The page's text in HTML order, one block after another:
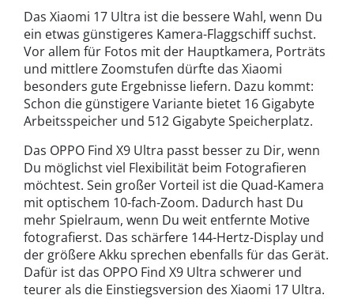
Das Xiaomi 17 Ultra ist die bessere Wahl, wenn Du
ein etwas günstigeres Kamera-Flaggschiff suchst.
Vor allem für Fotos mit der Hauptkamera, Porträts
und mittlere Zoomstufen dürfte das Xiaomi
besonders gute Ergebnisse liefern. Dazu kommt:
Schon die günstigere Variante bietet 16 Gigabyte
Arbeitsspeicher und 512 Gigabyte Speicherplatz.
Das OPPO Find X9 Ultra passt besser zu Dir, wenn
Du möglichst viel Flexibilität beim Fotografieren
möchtest. Sein großer Vorteil ist die Quad-Kamera
mit optischem 10-fach-Zoom. Dadurch hast Du
mehr Spielraum, wenn Du weit entfernte Motive
fotografierst. Das schärfere 144-Hertz-Display und
der größere Akku sprechen ebenfalls für das Gerät.
Dafür ist das OPPO Find X9 Ultra schwerer und
teurer als die Einstiegsversion des Xiaomi 17 Ultra.